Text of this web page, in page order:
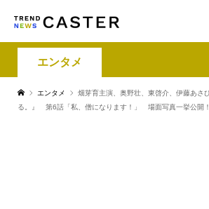
エンタメ
エンタメ
畑芽育主演、奥野壮、東啓介、伊藤あさ
る。』 第6話「私、僧になります！」 場面写真一挙公開